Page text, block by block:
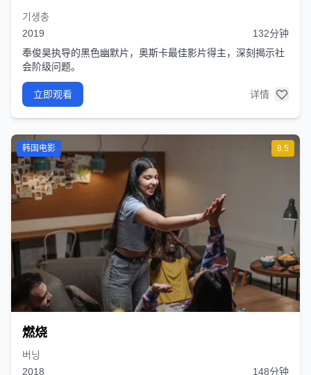
기생충
2019
132分钟
奉俊昊执导的黑色幽默片，奥斯卡最佳影片得主，深刻揭示社
会阶级问题。
立即观看 详情
8.5
韩国电影
燃烧
버닝
2018
148分钟